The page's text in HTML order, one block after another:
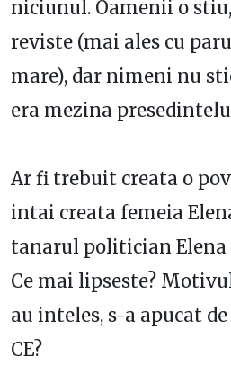
niciunul. Oamenii o
reviste (mai ales cu
mare), dar nimeni nu
era mezina
Ar fi trebuit creata o
intai creata femeia
tanarul politician Elena
Ce mai lipseste?
au inteles, s-a apucat
CE?